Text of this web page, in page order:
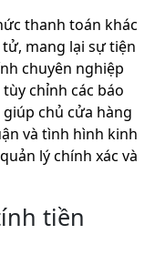
thanh toán khác
mang lại sự tiện
chuyên nghiệp
chỉnh các báo
chủ cửa hàng
và tình hình kinh
lý chính xác và
tiền